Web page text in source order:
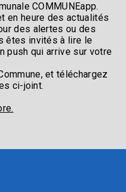
COMMUNEapp.
en heure des actualités
des alertes ou des
êtes invités à lire le
push qui arrive sur votre
et téléchargez
ci-joint.